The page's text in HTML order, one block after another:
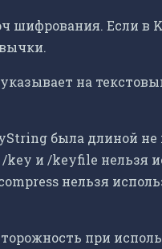
шифрования. Если в
на
была длиной
и /keyfile нельзя
нельзя
при